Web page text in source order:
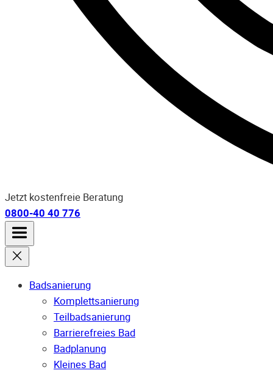
Jetzt kostenfreie Beratung
0800-40 40 776
Badsanierung
Komplettsanierung
Teilbadsanierung
Barrierefreies Bad
Badplanung
Kleines Bad